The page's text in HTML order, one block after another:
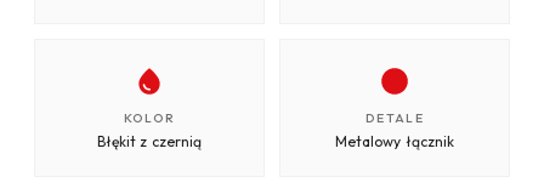
KOLOR
Błękit z czernią
DETALE
Metalowy łącznik